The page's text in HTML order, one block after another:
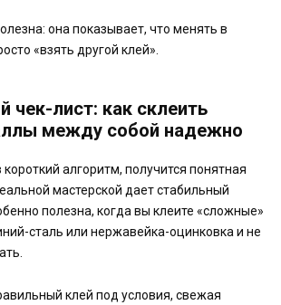
она показывает, что менять в
«взять другой клей».
чек-лист: как склеить
между собой надежно
короткий алгоритм, получится понятная
мастерской дает стабильный
полезна, когда вы клеите «сложные»
сталь или нержавейка-оцинковка и не
клей под условия, свежая